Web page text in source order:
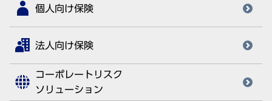
個人向け保険
法人向け保険
コーポレートリスク
ソリューション